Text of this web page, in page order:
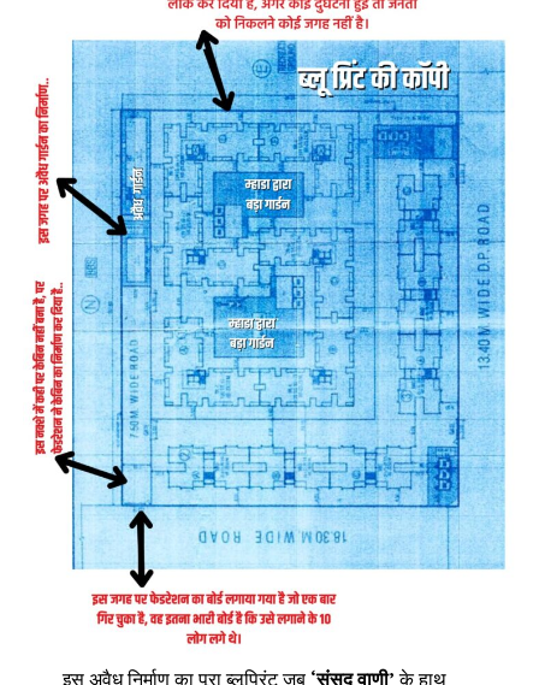
इस अवैध निर्माण का पूरा ब्लूप्रिंट जब ‘संसद वाणी’के हाथ